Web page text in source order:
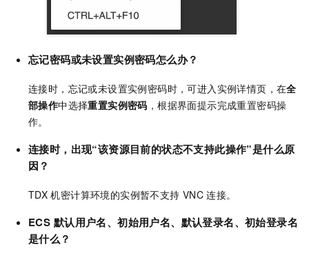
忘记密码或未设置实例密码怎么办？
连接时，忘记或未设置实例密码时，可进入实例详情页，在全
部操作中选择重置实例密码 ，根据界面提示完成重置密码操
作。
连接时，出现“该资源目前的状态不支持此操作”是什么原
因？
TDX 机密计算环境的实例暂不支持 VNC 连接。
ECS 默认用户名、初始用户名、默认登录名、初始登录名
是什么？